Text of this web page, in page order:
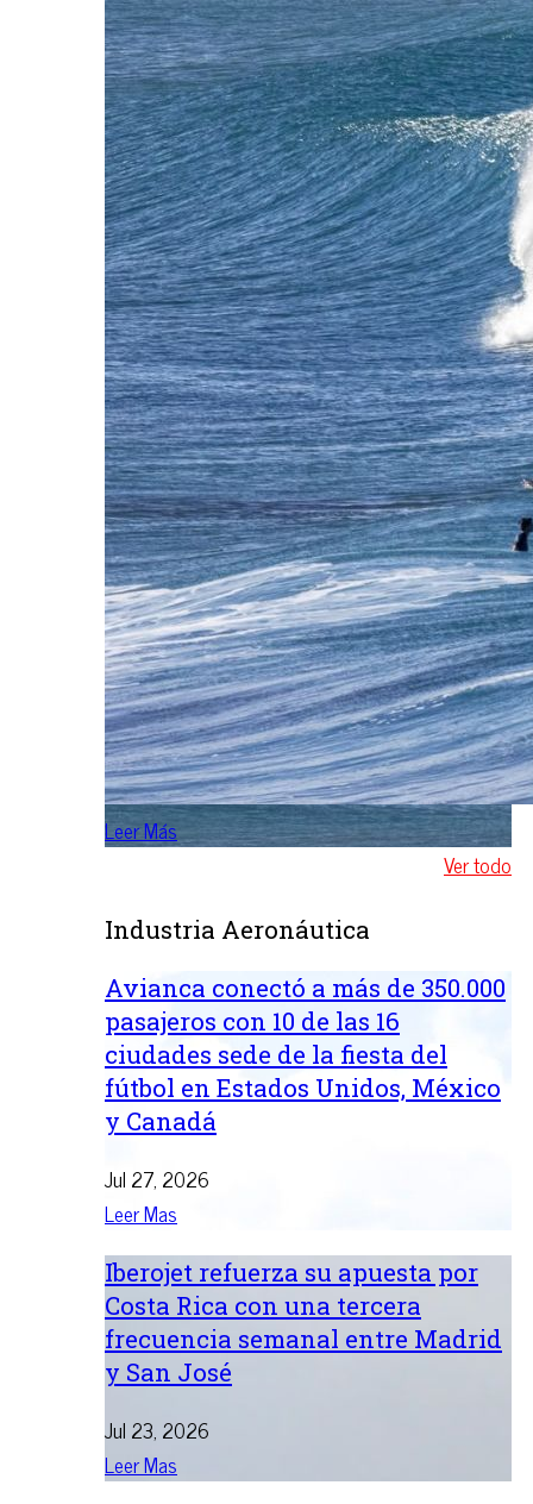
Leer Más
Ver todo
Industria Aeronáutica
Avianca conectó a más de 350.000
pasajeros con 10 de las 16
ciudades sede de la fiesta del
fútbol en Estados Unidos, México
y Canadá
Jul 27, 2026
Leer Mas
Iberojet refuerza su apuesta por
Costa Rica con una tercera
frecuencia semanal entre Madrid
y San José
Jul 23, 2026
Leer Mas